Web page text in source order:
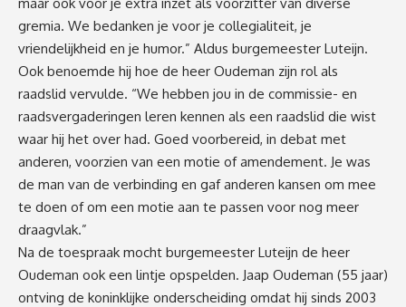
gremia. We bedanken je voor je collegialiteit, je
vriendelijkheid en je humor.” Aldus burgemeester Luteijn.
Ook benoemde hij hoe de heer Oudeman zijn rol als
raadslid vervulde. “We hebben jou in de commissie- en
raadsvergaderingen leren kennen als een raadslid die wist
waar hij het over had. Goed voorbereid, in debat met
anderen, voorzien van een motie of amendement. Je was
de man van de verbinding en gaf anderen kansen om mee
te doen of om een motie aan te passen voor nog meer
draagvlak.”
Na de toespraak mocht burgemeester Luteijn de heer
Oudeman ook een lintje opspelden. Jaap Oudeman (55 jaar)
ontving de koninklijke onderscheiding omdat hij sinds 2003